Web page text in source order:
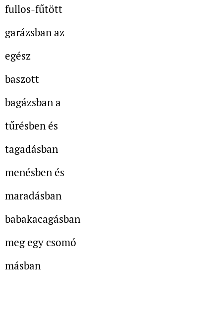
fullos-fűtött
garázsban az
egész
baszott
bagázsban a
tűrésben és
tagadásban
menésben és
maradásban
babakacagásban
meg egycsomó
másban